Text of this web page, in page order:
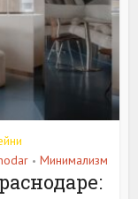
• Минимализм